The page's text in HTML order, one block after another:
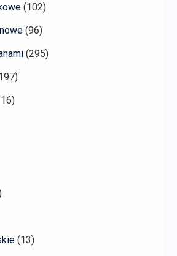
(102)
(96)
(295)
(13)